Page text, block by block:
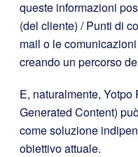
queste informazioni
(del cliente) / Punti di
mail o le
creando un percorso
E, naturalmente,
Generated Content)
come soluzione
obiettivo attuale.